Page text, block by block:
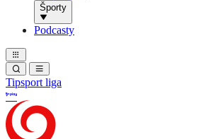
Športy
Podcasty
Tipsport liga